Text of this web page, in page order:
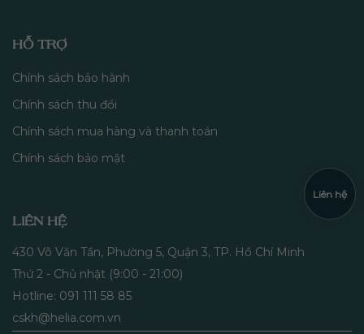
HỖ TRỢ
Chính sách bảo hành
Chính sách thu đổi
Chính sách mua hàng và thanh toán
Chính sách bảo mật
LIÊN HỆ
430 Võ Văn Tần, Phường 5, Quận 3, TP. Hồ Chí Minh
Thứ 2 - Chủ nhật (9:00 - 21:00)
Hotline: 091 111 58 85
cskh@helia.com.vn
Liên hệ